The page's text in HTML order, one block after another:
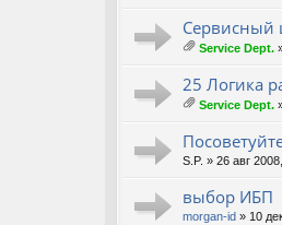
Сервисный
ло
ж
ен
ия
Service Dept.
25 Логика
ло
ж
ия
Service Dept.
S.P. » 26 авг
выбор ИБП
morgan-id » 10